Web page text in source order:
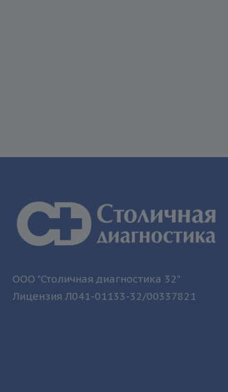
ООО "Столичная диагностика 32"
Лицензия Л041-01133-32/00337821